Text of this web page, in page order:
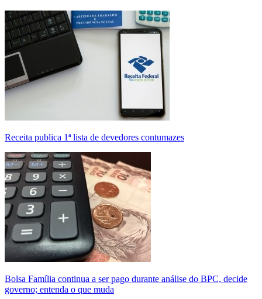
Receita publica 1ª lista de devedores contumazes
Bolsa Família continua a ser pago durante análise do BPC, decide
governo; entenda o que muda